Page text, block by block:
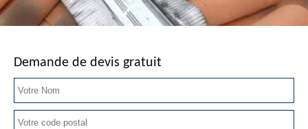
Demande de devis gratuit